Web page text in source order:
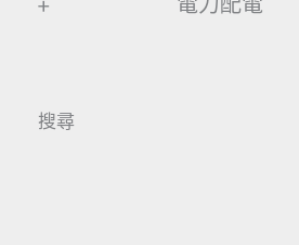
+ 電力配電
搜尋